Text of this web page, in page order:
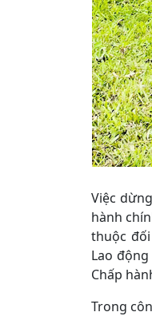
Việc
hành
thuộc
Lao
Chấp
Trong